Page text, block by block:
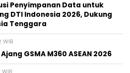
Penyimpanan Data untuk
DTI Indonesia 2026, Dukung
Tenggara
GSMA M360 ASEAN 2026